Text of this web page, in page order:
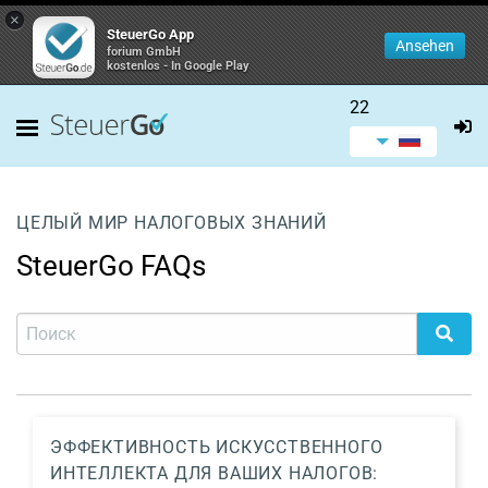
×
SteuerGo App
forium GmbH
kostenlos - In Google Play
Ansehen
22
ЦЕЛЫЙ МИР НАЛОГОВЫХ ЗНАНИЙ
SteuerGo FAQs
ЭФФЕКТИВНОСТЬ ИСКУССТВЕННОГО
ИНТЕЛЛЕКТА ДЛЯ ВАШИХ НАЛОГОВ: